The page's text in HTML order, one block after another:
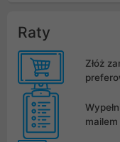
Raty
Złóż
mailem